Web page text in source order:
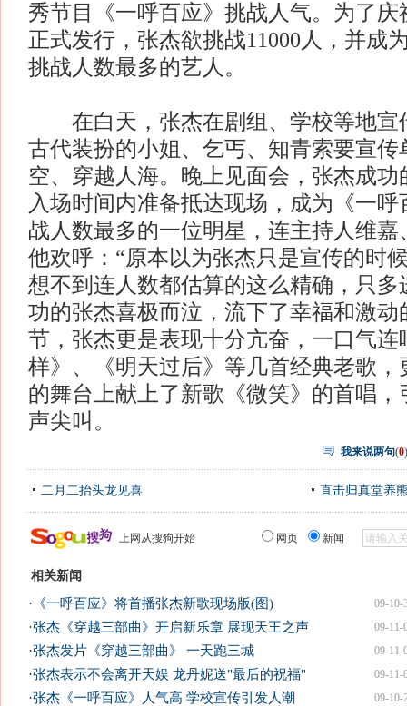
秀节目《一呼百应》挑战人气。为了庆
正式发行，张杰欲挑战11000人，并成
挑战人数最多的艺人。
在白天，张杰在剧组、学校等地宣
古代装扮的小姐、乞丐、知青索要宣传
空、穿越人海。晚上见面会，张杰成功
入场时间内准备抵达现场，成为《一
战人数最多的一位明星，连主持人维嘉
他欢呼：“原本以为张杰只是宣传的时
想不到连人数都估算的这么精确，只多
功的张杰喜极而泣，流下了幸福和激动
节，张杰更是表现十分亢奋，一口气连
样》、《明天过后》等几首经典老歌，
的舞台上献上了新歌《微笑》的首唱，
声尖叫。
我来说两句(0)
二月二抬头龙见喜 直击归真堂养
上网从搜狗开始 网页 新闻
相关新闻
09-10-
· 《一呼百应》将首播张杰新歌现场版(图)
09-11-
·张杰《穿越三部曲》开启新乐章 展现天王之声
09-11-
·张杰发片《穿越三部曲》 一天跑三城
09-11-
·张杰表示不会离开天娱 龙丹妮送"最后的祝福"
09-10-
·张杰《一呼百应》人气高 学校宣传引发人潮